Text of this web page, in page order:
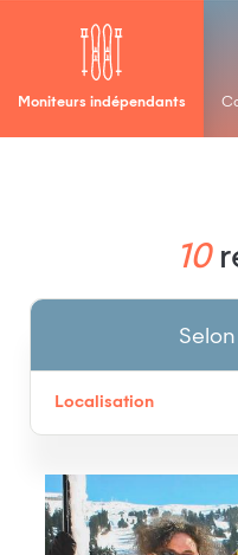
Moniteurs indépendants
10
Localisation